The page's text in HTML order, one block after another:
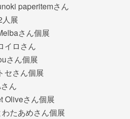
paperitemさん
展
さん個展
イロさん
さん個展
セさん個展
ん
Oliveさん個展
たあめさん個展